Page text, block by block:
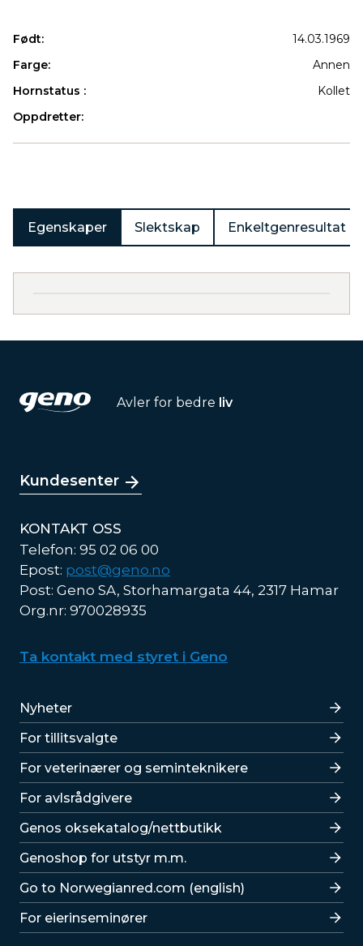
Født:
14.03.1969
Farge:
Annen
Hornstatus :
Kollet
Oppdretter:
Egenskaper Slektskap Enkeltgenresultat
Avler for bedre liv
Kundesenter
KONTAKT OSS
Telefon: 95 02 06 00
Epost: post@geno.no
Post: Geno SA, Storhamargata 44, 2317 Hamar
Org.nr: 970028935
Ta kontakt med styret i Geno
Lenker
Nyheter
For tillitsvalgte
For veterinærer og seminteknikere
For avlsrådgivere
Lenker
Genos oksekatalog/nettbutikk
Genoshop for utstyr m.m.
Go to Norwegianred.com (english)
For eierinseminører